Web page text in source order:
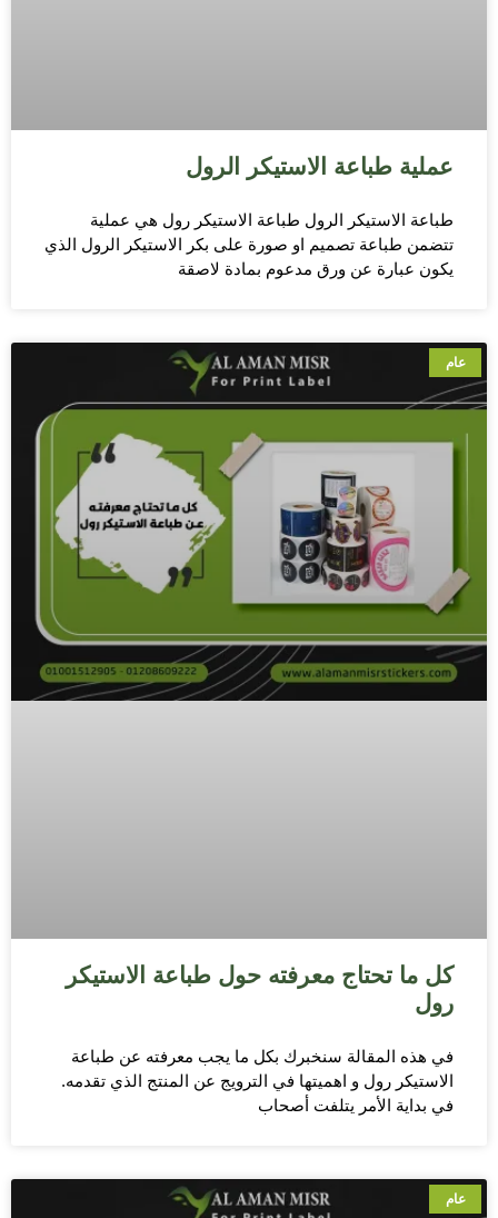
عملية طباعة الاستيكر الرول
طباعة الاستيكر الرول طباعة الاستيكر رول هي عملية
تتضمن طباعة تصميم او صورة على بكر الاستيكر الرول الذي
يكون عبارة عن ورق مدعوم بمادة لاصقة
عام
كل ما تحتاج معرفته حول طباعة الاستيكر
رول
في هذه المقالة سنخبرك بكل ما يجب معرفته عن طباعة
الاستيكر رول و اهميتها في الترويج عن المنتج الذي تقدمه.
في بداية الأمر يتلفت أصحاب
عام